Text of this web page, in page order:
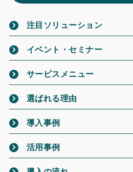
注目ソリューション
イベント・セミナー
サービスメニュー
選ばれる理由
導入事例
活用事例